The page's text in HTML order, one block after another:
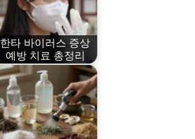
한타 바이러스 증상
예방 치료 총정리